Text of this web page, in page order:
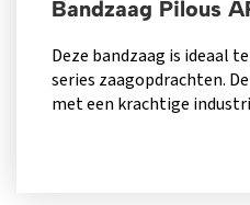
Bandzaag Pilous
Deze bandzaag is ideaal
series zaagopdrachten.
met een krachtige